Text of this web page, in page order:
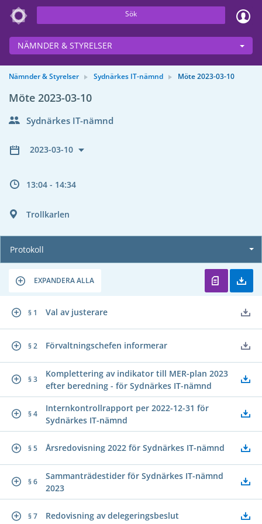
Sök
NÄMNDER & STYRELSER
Nämnder & Styrelser Sydnärkes IT-nämnd Möte 2023-03-10
Möte 2023-03-10
Sydnärkes IT-nämnd
2023-03-10
13:04 - 14:34
Trollkarlen
Protokoll
EXPANDERA ALLA
§ 1 Val av justerare
§ 2 Förvaltningschefen informerar
§ 3
Komplettering av indikator till MER-plan 2023
efter beredning - för Sydnärkes IT-nämnd
§ 4
Internkontrollrapport per 2022-12-31 för
Sydnärkes IT-nämnd
§ 5 Årsredovisning 2022 för Sydnärkes IT-nämnd
§ 6
Sammanträdestider för Sydnärkes IT-nämnd
2023
§ 7 Redovisning av delegeringsbeslut